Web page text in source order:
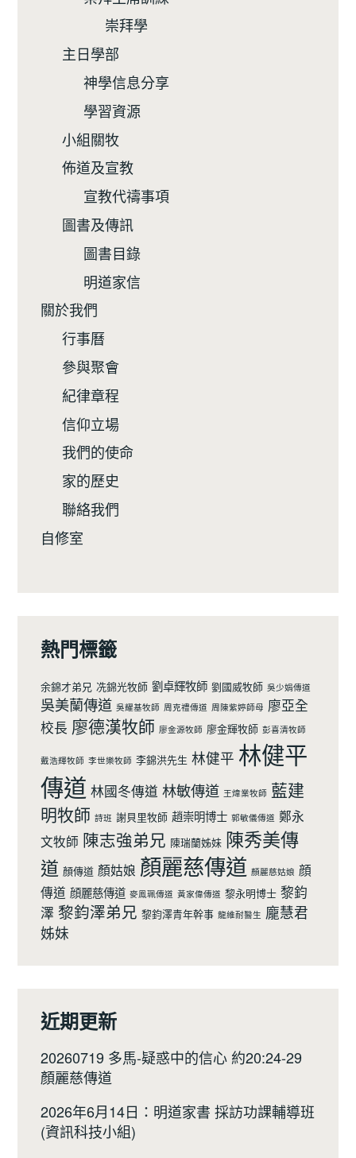
崇拜學
主日學部
神學信息分享
學習資源
小組關牧
佈道及宣教
宣教代禱事項
圖書及傳訊
圖書目錄
明道家信
關於我們
行事曆
參與聚會
紀律章程
信仰立場
我們的使命
家的歷史
聯絡我們
自修室
熱門標籤
余錦才弟兄 冼錦光牧師 劉卓輝牧師 劉國威牧師 吳少娟傳道
吳美蘭傳道 吳耀基牧師 周克禮傳道 周陳紫婷師母 廖亞全
校長 廖德漢牧師 廖金源牧師 廖金輝牧師 彭喜清牧師
戴浩輝牧師 李世樂牧師 李錦洪先生 林健平 林健平
傳道 林國冬傳道 林敏傳道 王煒業牧師 藍建
明牧師 詩班 謝貝里牧師 趙崇明博士 郭敏儀傳道 鄭永
文牧師 陳志強弟兄 陳瑞蘭姊妹 陳秀美傳
道 顏傳道 顏姑娘 顏麗慈傳道 顏麗慈姑娘 顔
傳道 顔麗慈傳道 麥鳯珮傳道 黃家偉傳道 黎永明博士 黎鈞
澤 黎鈞澤弟兄 黎鈞澤青年幹事 龍維耐醫生 龐慧君
姊妹
近期更新
20260719 多馬-疑惑中的信心 約20:24-29
顏麗慈傳道
2026年6月14日：明道家書 採訪功課輔導班
(資訊科技小組)